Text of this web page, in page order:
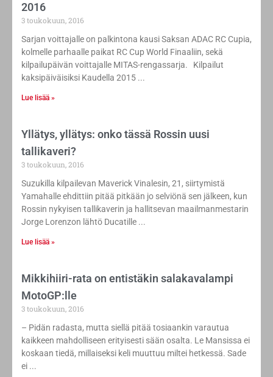
2016
3 toukokuun, 2016
Sarjan voittajalle on palkintona kausi Saksan ADAC RC Cupia,
kolmelle parhaalle paikat RC Cup World Finaaliin, sekä
kilpailupäivän voittajalle MITAS-rengassarja. Kilpailut
kaksipäiväisiksi Kaudella 2015
Lue lisää »
Yllätys, yllätys: onko tässä Rossin uusi
tallikaveri?
3 toukokuun, 2016
Suzukilla kilpailevan Maverick Vinalesin, 21, siirtymistä
Yamahalle ehdittiin pitää pitkään jo selviönä sen jälkeen, kun
Rossin nykyisen tallikaverin ja hallitsevan maailmanmestarin
Jorge Lorenzon lähtö Ducatille
Lue lisää »
Mikkihiiri-rata on entistäkin salakavalampi
MotoGP:lle
3 toukokuun, 2016
– Pidän radasta, mutta siellä pitää tosiaankin varautua
kaikkeen mahdolliseen erityisesti sään osalta. Le Mansissa ei
koskaan tiedä, millaiseksi keli muuttuu miltei hetkessä. Sade
ei